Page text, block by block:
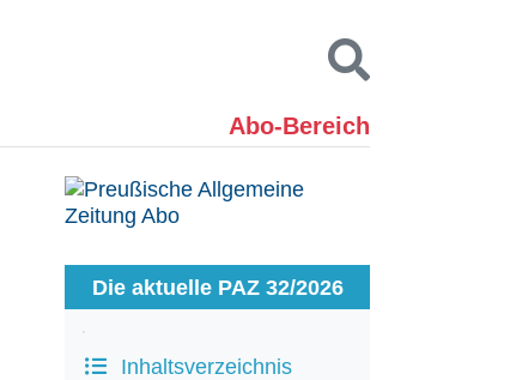
Abo-Bereich
Kontakt
Die aktuelle PAZ 32/2026
Inhaltsverzeichnis